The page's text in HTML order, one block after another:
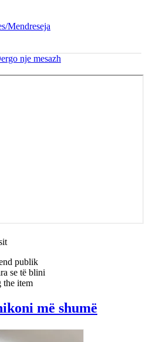
Mendreseja
nje mesazh
publik
se të blini
the item
më shumë